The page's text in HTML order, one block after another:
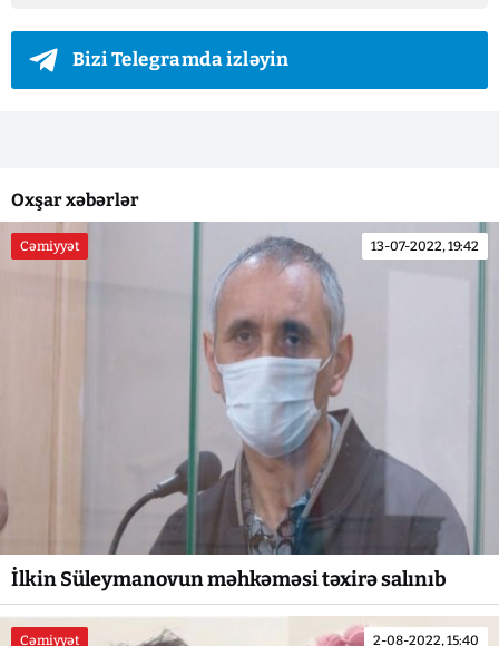
Bizi Telegramda izləyin
Oxşar xəbərlər
Cəmiyyət 13-07-2022, 19:42
İlkin Süleymanovun məhkəməsi təxirə salınıb
Cəmiyyət 2-08-2022, 15:40